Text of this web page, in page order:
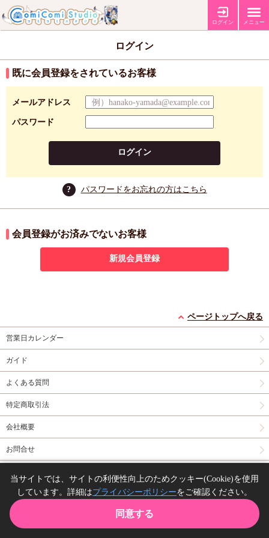
ログイン メニュー
ログイン
既に会員登録をされているお客様
メールアドレス
パスワード
ログイン
? パスワードをお忘れの方はこちら
会員登録がお済みでないお客様
新規会員登録
ページトップへ戻る
営業日カレンダー
ガイド
よくある質問
特定商取引法
会社概要
お問合せ
Copyright(C) comicomi studio. All right reserved.
当サイトでは、サイトの利便性向上のためクッキー(Cookie)を使用
しています。詳細はプライバシーポリシーをご確認ください。
同意する